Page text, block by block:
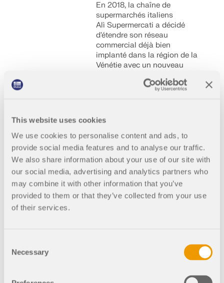
This website uses cookies
We use cookies to personalise content and ads, to
provide social media features and to analyse our traffic.
We also share information about your use of our site with
our social media, advertising and analytics partners who
may combine it with other information that you’ve
provided to them or that they’ve collected from your use
of their services.
Selection
Necessary
En 2018, la chaîne de
supermarchés italiens
Alì Supermercati a décidé
d'étendre son réseau
commercial déjà bien
implanté dans la région de la
Vénétie avec un nouveau
Via Noalese, dans la province
Architettura, basé dans la
ville de Trévise, est composé
de panneaux en bois de
sapin laminé pour préserver
une continuité architecturale
avec les bâtiments existants.
Il se distingue par son aspect
remarquable et la qualité de
ses matériaux de
RFEM 5